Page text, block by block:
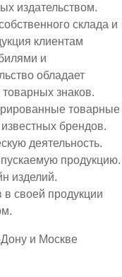
издательством.
склада и
клиентам
и
обладает
знаков.
товарные
брендов.
деятельность.
продукцию.
изделий.
своей продукции
и Москве